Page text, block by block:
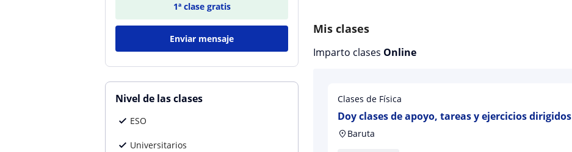
1ª clase gratis
Enviar mensaje
Nivel de las clases
ESO
Universitarios
Mis clases
Imparto clases Online
Clases de Física
Doy clases de apoyo, tareas y ejercicios dirigidos
Baruta